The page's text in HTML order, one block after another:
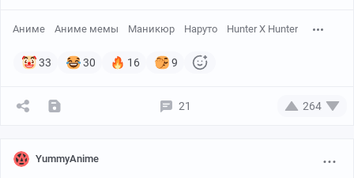
Аниме Аниме мемы Маникюр Наруто Hunter X Hunter
33 30 16 9
21 264
YummyAnime